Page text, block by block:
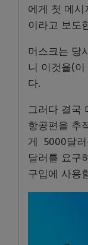
에게 첫 메시
이라고 보도
머스크는 당
니 이것을(
다.
그러다 결국
항공편을 추
게 5000달
달러를 요구
구입에 사용